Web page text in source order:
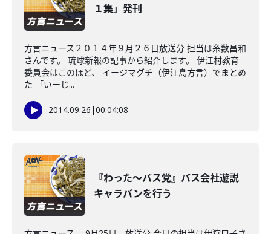
１集」発刊
方言ニュース２０１４年９月２６日放送分 担当は糸数昌和
さんです。 琉球新報の記事から紹介します。 伊江村教育
委員会はこのほど、 イージマグチ（伊江島方言）でまとめ
た 「いーじ...
2014.09.26 |00:04:08
『わった～バス党』バス会社遊説
キャラバンを行う